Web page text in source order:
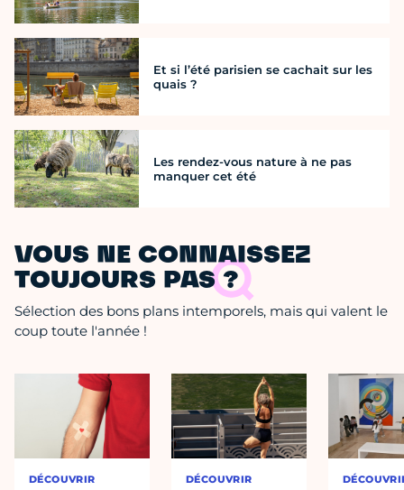
Et si l’été parisien se cachait sur les
quais ?
Les rendez-vous nature à ne pas
manquer cet été
VOUS NE CONNAISSEZ
TOUJOURS PAS ?
Sélection des bons plans intemporels, mais qui valent le
coup toute l'année !
DÉCOUVRIR DÉCOUVRIR